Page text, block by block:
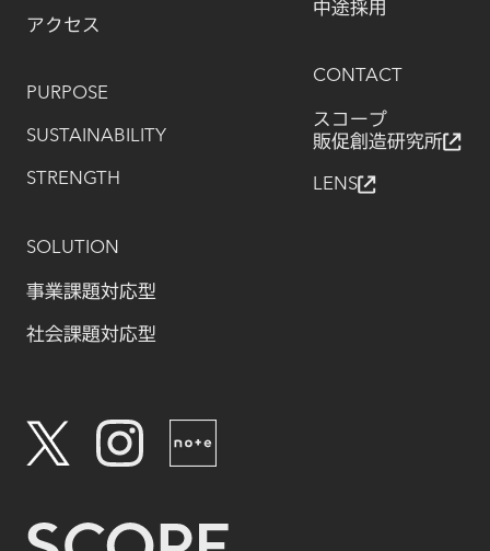
アクセス
PURPOSE
SUSTAINABILITY
STRENGTH
SOLUTION
事業課題対応型
社会課題対応型
中途採用
CONTACT
スコープ
販促創造研究所
LENS